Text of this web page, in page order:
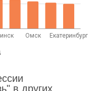
Омск Екатеринбург
в других